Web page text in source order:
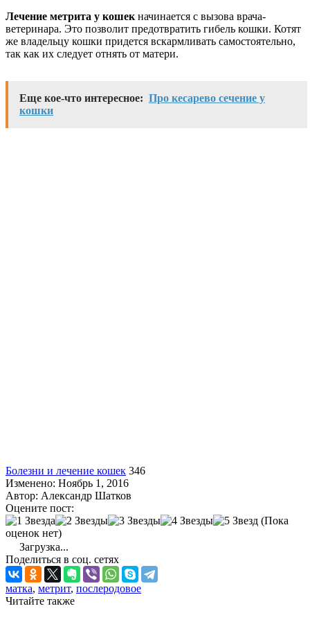
Лечение метрита у кошек начинается с вызова врача-
ветеринара. Это позволит предотвратить гибель кошки. Котят
же владельцу кошки придется вскармливать самостоятельно,
так как их следует отнять от матери.
Еще кое-что интересное: Про кесарево сечение у
кошки
Болезни и лечение кошек 346
Изменено: Ноябрь 1, 2016
Автор: Александр Шатков
Оцените пост:
(Пока
оценок нет)
Загрузка...
Поделиться в соц. сетях
матка, метрит, послеродовое
Читайте также